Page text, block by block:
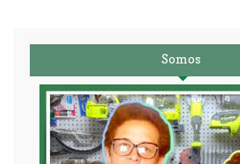
Somos